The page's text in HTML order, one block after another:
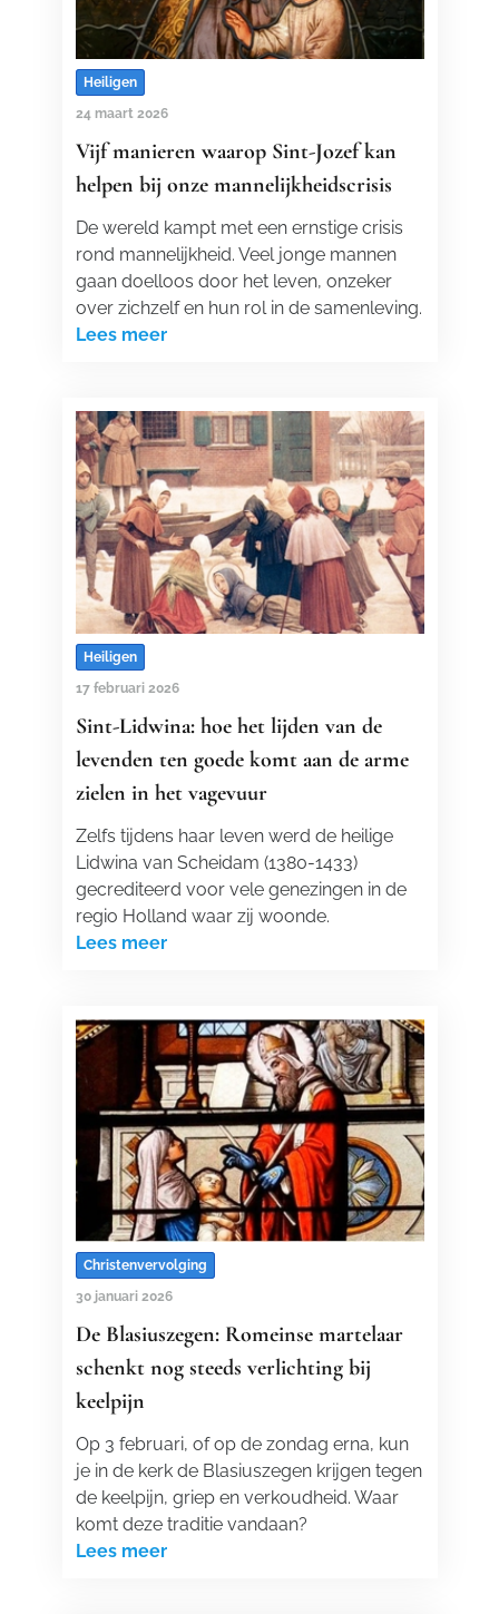
Heiligen
24 maart 2026
Vijf manieren waarop Sint-Jozef kan
helpen bij onze mannelijkheidscrisis
De wereld kampt met een ernstige crisis
rond mannelijkheid. Veel jonge mannen
gaan doelloos door het leven, onzeker
over zichzelf en hun rol in de samenleving.
Lees meer
Heiligen
17 februari 2026
Sint-Lidwina: hoe het lijden van de
levenden ten goede komt aan de arme
zielen in het vagevuur
Zelfs tijdens haar leven werd de heilige
Lidwina van Scheidam (1380-1433)
gecrediteerd voor vele genezingen in de
regio Holland waar zij woonde.
Lees meer
Christenvervolging
30 januari 2026
De Blasiuszegen: Romeinse martelaar
schenkt nog steeds verlichting bij
keelpijn
Op 3 februari, of op de zondag erna, kun
je in de kerk de Blasiuszegen krijgen tegen
de keelpijn, griep en verkoudheid. Waar
komt deze traditie vandaan?
Lees meer